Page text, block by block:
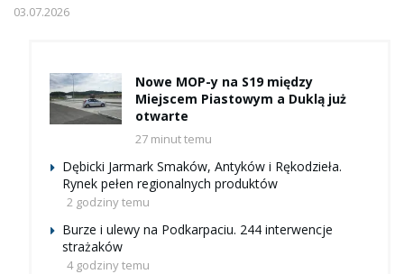
03.07.2026
Nowe MOP-y na S19 między
Miejscem Piastowym a Duklą już
otwarte
27 minut temu
Dębicki Jarmark Smaków, Antyków i Rękodzieła.
Rynek pełen regionalnych produktów
2 godziny temu
Burze i ulewy na Podkarpaciu. 244 interwencje
strażaków
4 godziny temu